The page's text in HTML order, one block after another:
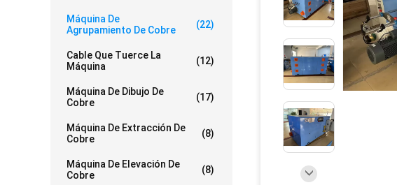
Máquina De
Agrupamiento De Cobre
(22)
Cable Que Tuerce La
Máquina
(12)
Máquina De Dibujo De
Cobre
(17)
Máquina De Extracción De
Cobre
(8)
Máquina De Elevación De
Cobre
(8)